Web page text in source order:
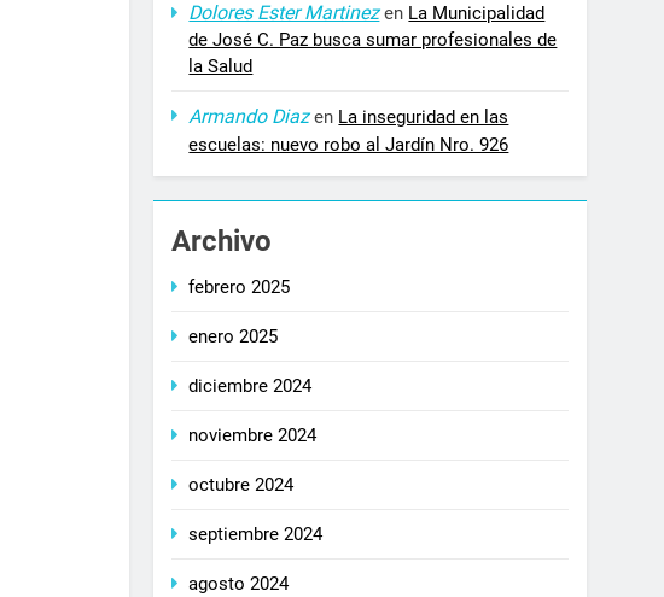
Dolores Ester Martinezen La Municipalidad
de José C. Paz busca sumar profesionales de
la Salud
Armando Diazen La inseguridad en las
escuelas: nuevo robo al Jardín Nro. 926
Archivo
febrero 2025
enero 2025
diciembre 2024
noviembre 2024
octubre 2024
septiembre 2024
agosto 2024